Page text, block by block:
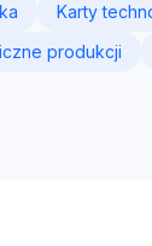
Karty
produkcji